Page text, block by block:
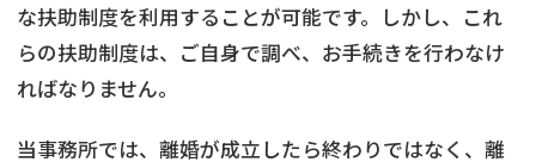
な扶助制度を利用することが可能です。しかし、これ
らの扶助制度は、ご自身で調べ、お手続きを行わなけ
ればなりません。
当事務所では、離婚が成立したら終わりではなく、離